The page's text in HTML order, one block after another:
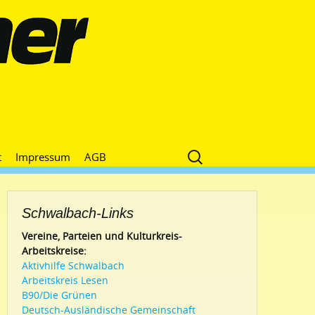
Impressum AGB
Suche
nach:
Schwalbach-Links
Vereine, Parteien und Kulturkreis-
Arbeitskreise:
Aktivhilfe Schwalbach
Arbeitskreis Lesen
B90/Die Grünen
Deutsch-Ausländische Gemeinschaft